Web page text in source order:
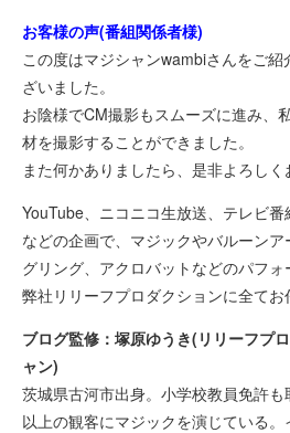
お客様の声(番組関係者様)
この度はマジシャンwambiさんをご
ざいました。
お陰様でCM撮影もスムーズに進み、
材を撮影することができました。
また何かありましたら、是非よろしく
YouTube、ニコニコ生放送、テレビ
などの企画で、マジックやバルーン
グリング、アクロバットなどのパフォ
弊社リリーフプロダクションに全てお
ブログ監修：塚原ゆうき(リリーフプ
ャン)
茨城県古河市出身。小学校教員免許
以上の観客にマジックを演じている